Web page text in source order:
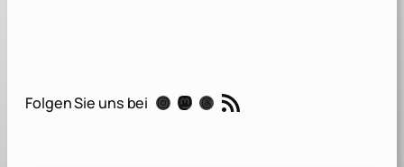
r
Folgen Sie uns bei Instagram Mastodon Threads RSS-Feed